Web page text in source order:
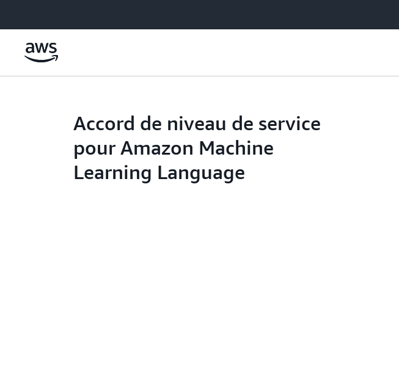
Accord de niveau de service
pour Amazon Machine
Learning Language